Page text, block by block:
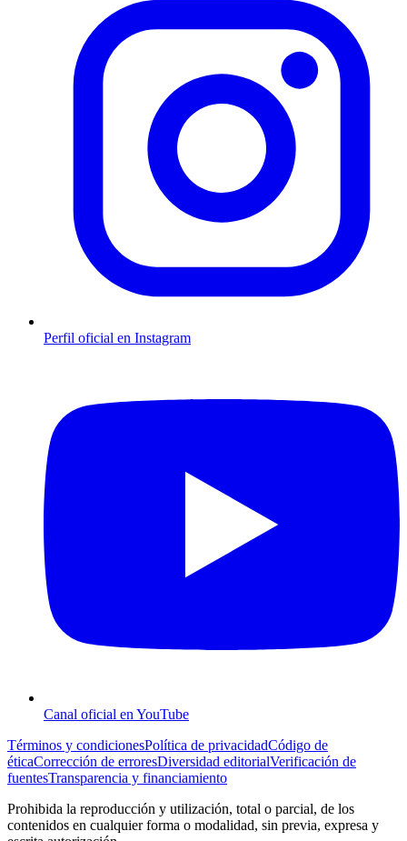
Perfil oficial en Instagram
Canal oficial en YouTube
Términos y condicionesPolítica de privacidadCódigo de
éticaCorrección de erroresDiversidad editorialVerificación de
fuentesTransparencia y financiamiento
Prohibida la reproducción y utilización, total o parcial, de los
contenidos en cualquier forma o modalidad, sin previa, expresa y